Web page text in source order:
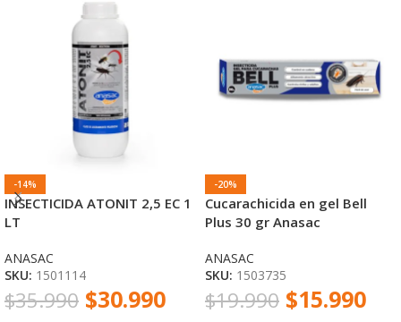
-14%
INSECTICIDA ATONIT 2,5 EC 1
LT
ANASAC
SKU: 1501114
$35.990 $30.990
-20%
Cucarachicida en gel Bell
Plus 30 gr Anasac
ANASAC
SKU: 1503735
$19.990 $15.990